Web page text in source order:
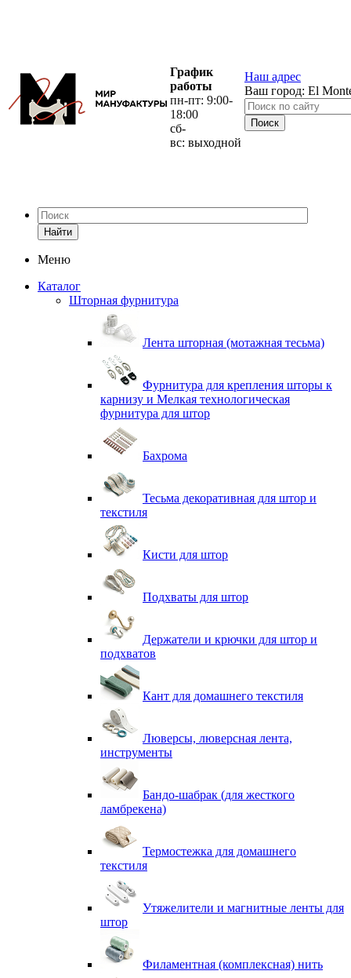
График
работы
пн-пт: 9:00-
18:00
сб-
вс: выходной
Наш адрес
Ваш город: El
Найти
Меню
Каталог
Шторная фурнитура
Лента шторная (мотажная тесьма)
Фурнитура для крепления шторы к
карнизу и Мелкая технологическая
фурнитура для штор
Бахрома
Тесьма декоративная для штор и
текстиля
Кисти для штор
Подхваты для штор
Держатели и крючки для штор и
подхватов
Кант для домашнего текстиля
Люверсы, люверсная лента,
инструменты
Бандо-шабрак (для жесткого
ламбрекена)
Термостежка для домашнего
текстиля
Утяжелители и магнитные ленты для
штор
Филаментная (комплексная) нить